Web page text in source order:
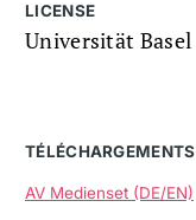
LICENSE
Universität Basel
TÉLÉCHARGEMENTS
AV Medienset (DE/EN)